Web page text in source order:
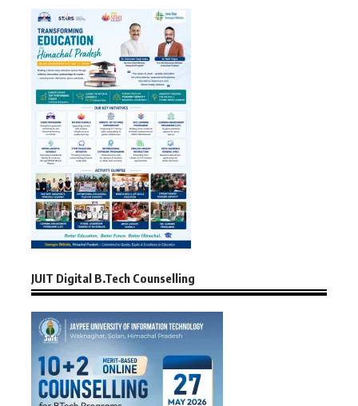
JUIT Digital B.Tech Counselling